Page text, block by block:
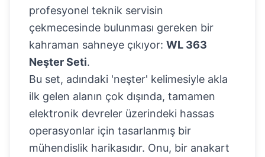
profesyonel teknik servisin
çekmecesinde bulunması gereken bir
kahraman sahneye çıkıyor: WL 363
Neşter Seti.
Bu set, adındaki 'neşter' kelimesiyle akla
ilk gelen alanın çok dışında, tamamen
elektronik devreler üzerindeki hassas
operasyonlar için tasarlanmış bir
mühendislik harikasıdır. Onu, bir anakart